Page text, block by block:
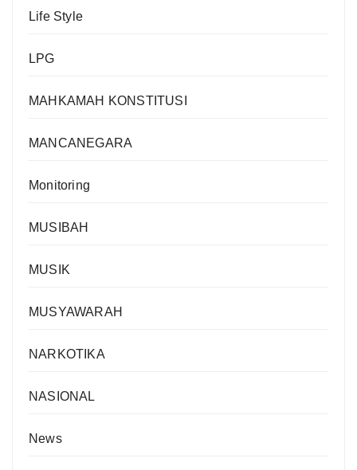
Life Style
LPG
MAHKAMAH KONSTITUSI
MANCANEGARA
Monitoring
MUSIBAH
MUSIK
MUSYAWARAH
NARKOTIKA
NASIONAL
News